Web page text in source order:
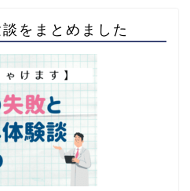
をまとめました